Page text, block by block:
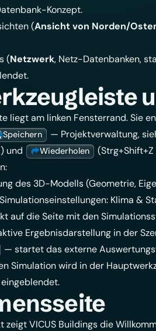
Konzept.
(Ansicht von Norden/
(Netzwerk, Netz-Datenbanken,
liegt am linken Fensterrand. Sie
Speichern — Projektverwaltung,
und Wiederholen
des 3D-Modells (Geometrie,
Klima &
auf die Seite mit den
Ergebnisdarstellung in der
— startet das externe
Simulation wird in der
zeigt VICUS Buildings die